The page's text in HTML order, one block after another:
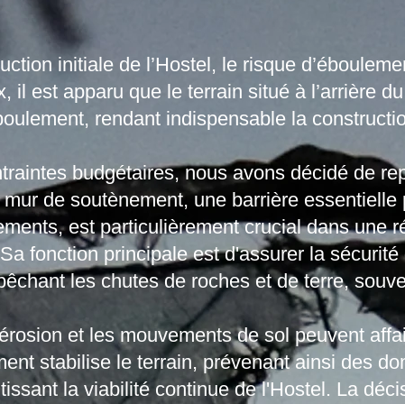
initiale de l’Hostel, le risque
il est apparu que le terrain situé à l’arrière
rendant indispensable la
budgétaires, nous avons décidé de
de soutènement, une barrière essentielle
est particulièrement crucial dans une
fonction principale est d'assurer la
les chutes de roches et de terre,
et les mouvements de sol peuvent
stabilise le terrain, prévenant ainsi des
la viabilité continue de l'Hostel. La